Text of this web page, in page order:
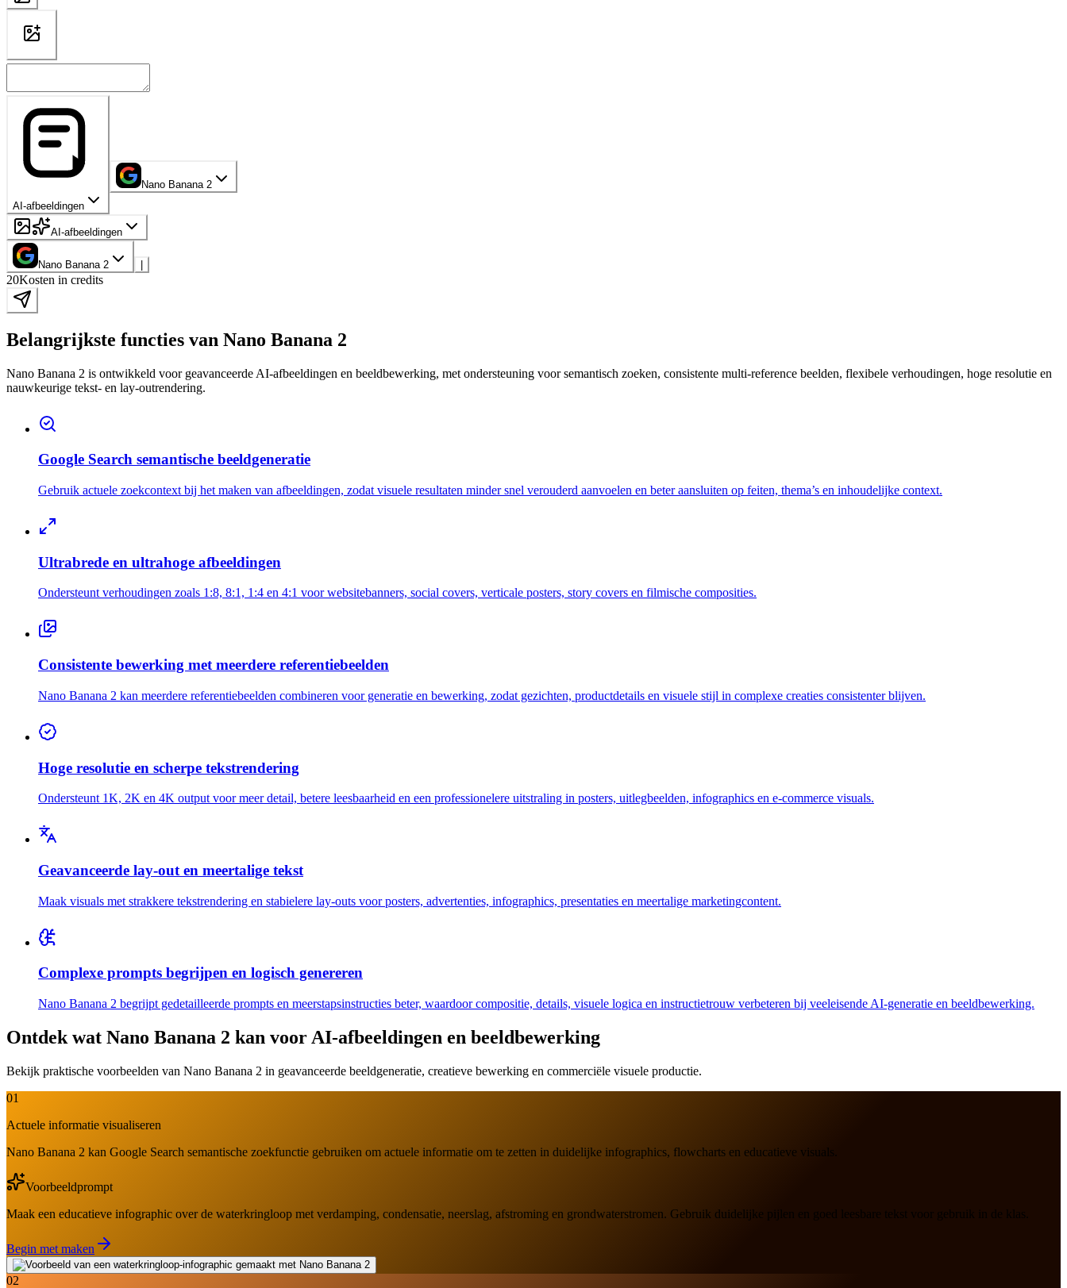
AI-afbeeldingen
Nano Banana 2
AI-afbeeldingen
Nano Banana 2 |
20Kosten in credits
Belangrijkste functies van Nano Banana 2
Nano Banana 2 is ontwikkeld voor geavanceerde AI-afbeeldingen en beeldbewerking, met ondersteuning voor semantisch zoeken, consistente multi-reference beelden, flexibele verhoudingen, hoge resolutie en
nauwkeurige tekst- en lay-outrendering.
Google Search semantische beeldgeneratie
Gebruik actuele zoekcontext bij het maken van afbeeldingen, zodat visuele resultaten minder snel verouderd aanvoelen en beter aansluiten op feiten, thema’s en inhoudelijke context.
Ultrabrede en ultrahoge afbeeldingen
Ondersteunt verhoudingen zoals 1:8, 8:1, 1:4 en 4:1 voor websitebanners, social covers, verticale posters, story covers en filmische composities.
Consistente bewerking met meerdere referentiebeelden
Nano Banana 2 kan meerdere referentiebeelden combineren voor generatie en bewerking, zodat gezichten, productdetails en visuele stijl in complexe creaties consistenter blijven.
Hoge resolutie en scherpe tekstrendering
Ondersteunt 1K, 2K en 4K output voor meer detail, betere leesbaarheid en een professionelere uitstraling in posters, uitlegbeelden, infographics en e-commerce visuals.
Geavanceerde lay-out en meertalige tekst
Maak visuals met strakkere tekstrendering en stabielere lay-outs voor posters, advertenties, infographics, presentaties en meertalige marketingcontent.
Complexe prompts begrijpen en logisch genereren
Nano Banana 2 begrijpt gedetailleerde prompts en meerstapsinstructies beter, waardoor compositie, details, visuele logica en instructietrouw verbeteren bij veeleisende AI-generatie en beeldbewerking.
Ontdek wat Nano Banana 2 kan voor AI-afbeeldingen en beeldbewerking
Bekijk praktische voorbeelden van Nano Banana 2 in geavanceerde beeldgeneratie, creatieve bewerking en commerciële visuele productie.
01
Actuele informatie visualiseren
Nano Banana 2 kan Google Search semantische zoekfunctie gebruiken om actuele informatie om te zetten in duidelijke infographics, flowcharts en educatieve visuals.
Voorbeeldprompt
Maak een educatieve infographic over de waterkringloop met verdamping, condensatie, neerslag, afstroming en grondwaterstromen. Gebruik duidelijke pijlen en goed leesbare tekst voor gebruik in de klas.
Begin met maken
02